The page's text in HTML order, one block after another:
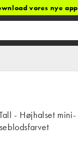
vores nye app
- Højhalset mini-